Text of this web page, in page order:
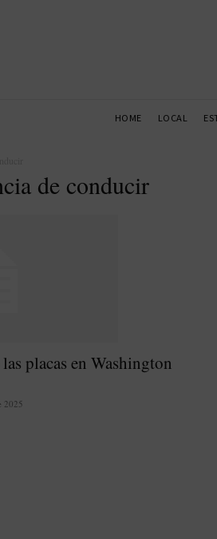
HOME LOCAL
de conducir
placas en Washington
2025